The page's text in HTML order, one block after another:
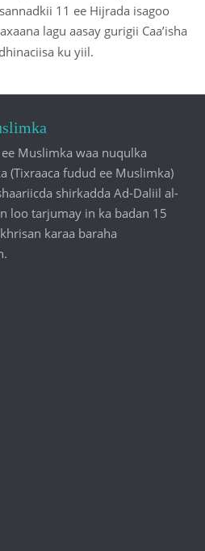
11 ee Hijrada isagoo
lagu aasay gurigii Caa’isha
dhinaciisa ku yiil.
Muslimka waa nuqulka
(Tixraaca fudud ee Muslimka)
shirkadda Ad-Daliil al-
loo tarjumay in ka badan 15
karaa baraha